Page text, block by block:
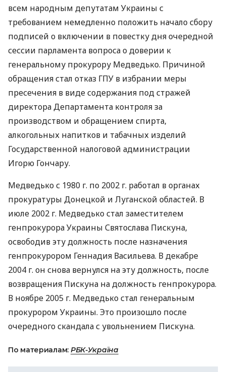
всем народным депутатам Украины с
требованием немедленно положить начало сбору
подписей о включении в повестку дня очередной
сессии парламента вопроса о доверии к
генеральному прокурору Медведько. Причиной
обращения стал отказ ГПУ в избрании меры
пресечения в виде содержания под стражей
директора Департамента контроля за
производством и обращением спирта,
алкогольных напитков и табачных изделий
Государственной налоговой администрации
Игорю Гончару.
Медведько с 1980 г. по 2002 г. работал в органах
прокуратуры Донецкой и Луганской областей. В
июле 2002 г. Медведько стал заместителем
генпрокурора Украины Святослава Пискуна,
освободив эту должность после назначения
генпрокурором Геннадия Васильева. В декабре
2004 г. он снова вернулся на эту должность, после
возвращения Пискуна на должность генпрокурора.
В ноябре 2005 г. Медведько стал генеральным
прокурором Украины. Это произошло после
очередного скандала с увольнением Пискуна.
По материалам: РБК-Україна